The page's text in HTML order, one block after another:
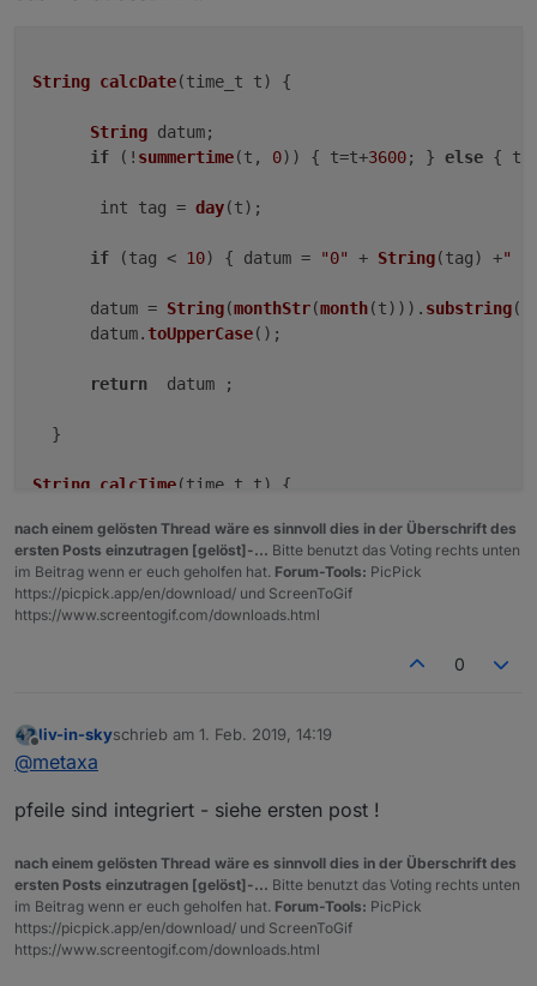
String calcDate(time_t t) {
String datum;
if (! summertime(t, 0)) { t=t+3600; } else {
       int tag =
day(t);
if (tag < 10) { datum = "0" + String(tag) +" "
      datum =
String(monthStr(month(t))). substring(
      datum.
toUpperCase();
return
  datum ;
  }
String calcTime(time_t t) {
Stunde = (summertime(t, 0)) ? Stunde + 1 : Stunde
if (Stunde > 23) Stunde = Stunde - 24;
return
String (( Stunde < ) ? "0"
}
time_t t, byte tzHours
if (month(t) == 3 && (hour(t) +
return
return false;
nach einem gelösten Thread wäre es sinnvoll dies in der Überschrift des
ersten Posts einzutragen [gelöst]-... Bitte benutzt das Voting rechts unten
im Beitrag wenn er euch geholfen hat. Forum-Tools: PicPick
https://picpick.app/en/download/ und ScreenToGif
https://www.screentogif.com/downloads.html
0
Offline
liv-in-skyschrieb am 1. Feb. 2019, 14:19
zuletzt editiert von
@metaxa
pfeile sind integriert - siehe ersten post !
nach einem gelösten Thread wäre es sinnvoll dies in der Überschrift des
ersten Posts einzutragen [gelöst]-... Bitte benutzt das Voting rechts unten
im Beitrag wenn er euch geholfen hat. Forum-Tools: PicPick
https://picpick.app/en/download/ und ScreenToGif
https://www.screentogif.com/downloads.html